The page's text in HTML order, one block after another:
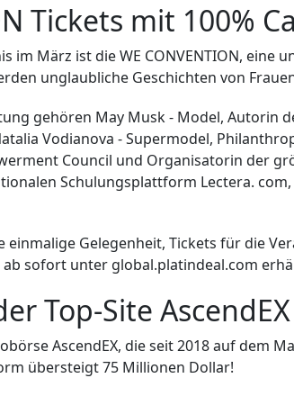
Tickets mit 100%
im März ist die WE CONVENTION,
unglaubliche Geschichten von
gehören May Musk - Model, Autorin
Vodianova - Supermodel,
Council und Organisatorin der
Schulungsplattform Lectera.
einmalige Gelegenheit, Tickets für die
ab sofort unter global.platindeal.com
Top-Site
AscendEX, die seit 2018 auf dem
übersteigt 75 Millionen Dollar!